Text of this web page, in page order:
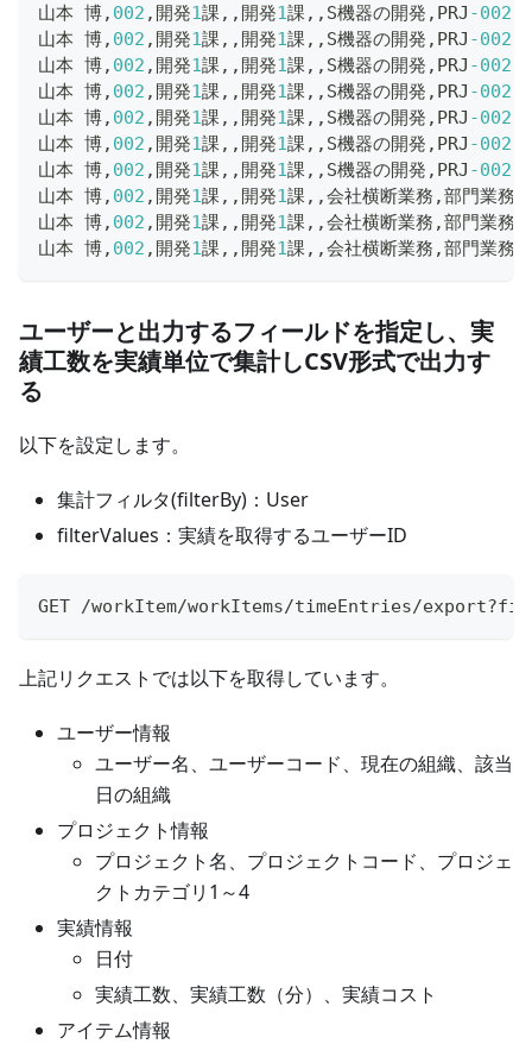
山本 博, 002 , 開発1課 , , 開発1課 , , S機器の開発 , PRJ -002
山本 博, 002 , 開発1課 , , 開発1課 , , S機器の開発 , PRJ -002
山本 博, 002 , 開発1課 , , 開発1課 , , S機器の開発 , PRJ -002
山本 博, 002 , 開発1課 , , 開発1課 , , S機器の開発 , PRJ -002
山本 博, 002 , 開発1課 , , 開発1課 , , S機器の開発 , PRJ -002
山本 博, 002 , 開発1課 , , 開発1課 , , S機器の開発 , PRJ -002
山本 博, 002 , 開発1課 , , 開発1課 , , S機器の開発 , PRJ -002
山本 博, 002 , 開発1課 , , 開発1課 , ,会社横断業務 ,部門業務-
山本 博, 002 , 開発1課 , , 開発1課 , ,会社横断業務 ,部門業務-
山本 博, 002 , 開発1課 , , 開発1課 , ,会社横断業務 ,部門業務-
ユーザーと出力するフィールドを指定し、実
績工数を実績単位で集計しCSV形式で出力す
る
以下を設定します。
集計フィルタ(filterBy)：User
filterValues：実績を取得するユーザーID
GET /workItem/workItems/timeEntries/
上記リクエストでは以下を取得しています。
ユーザー情報
ユーザー名、ユーザーコード、現在の組織、該当
日の組織
プロジェクト情報
プロジェクト名、プロジェクトコード、プロジェ
クトカテゴリ1～4
実績情報
日付
実績工数、実績工数（分）、実績コスト
アイテム情報